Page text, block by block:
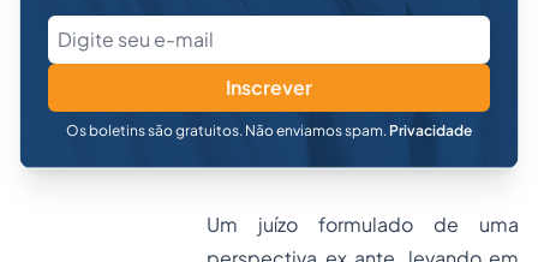
Inscrever
Os boletins são gratuitos. Não enviamos spam. Privacidade
Um juízo formulado de uma